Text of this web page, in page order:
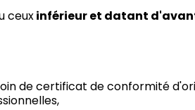
ceuxinférieur et datant d'avant
de certificat de conformité